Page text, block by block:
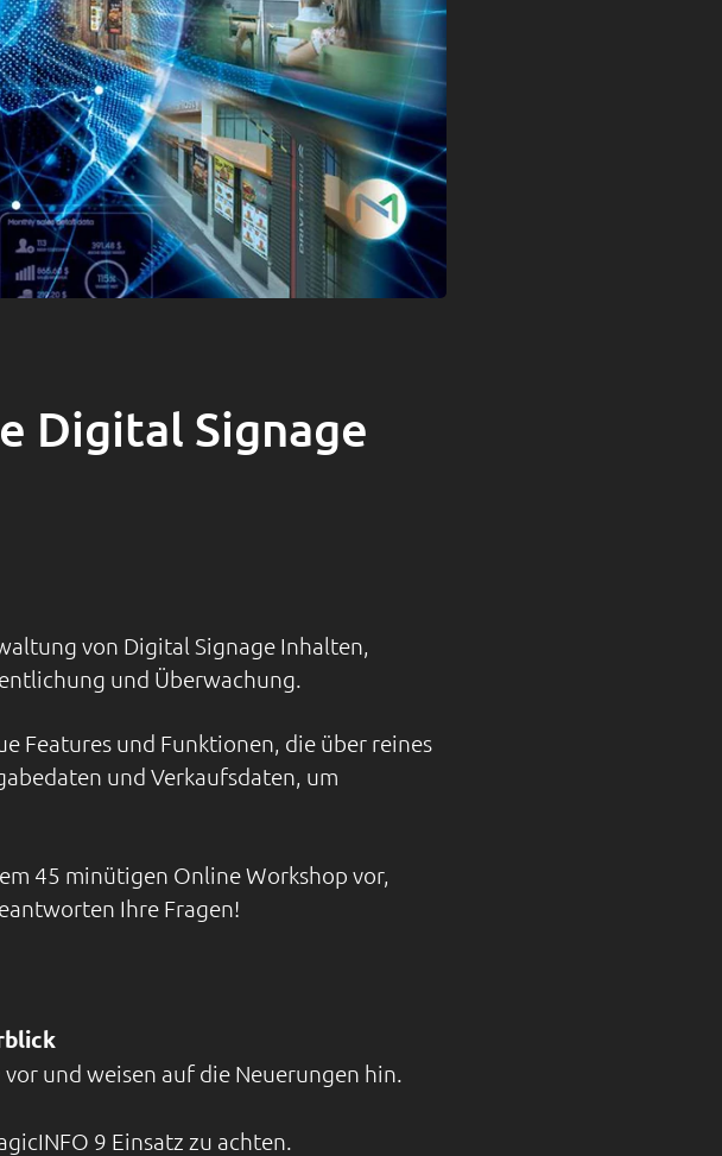
Digital Signage
von Digital Signage Inhalten,
und Überwachung.
Features und Funktionen, die über reines
und Verkaufsdaten, um
45 minütigen Online Workshop vor,
Ihre Fragen!
und weisen auf die Neuerungen hin.
9 Einsatz zu achten.